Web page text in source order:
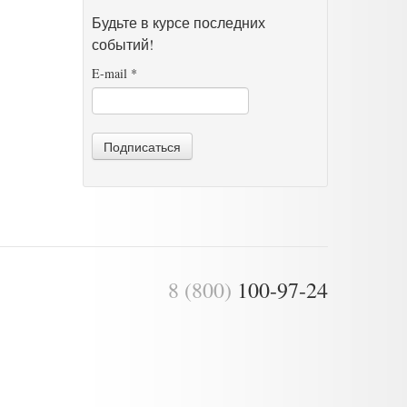
Будьте в курсе последних
событий!
E-mail *
Подписаться
8 (800) 100-97-24